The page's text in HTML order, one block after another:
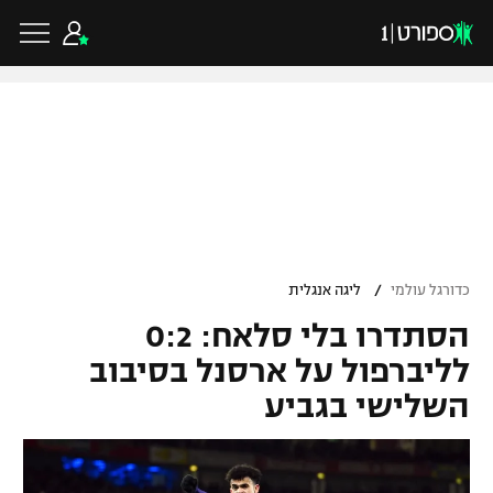
גביע הטוטו
ליגיונרים
גביע המדינה
ליגת האלופות
ליגה אירופית
ליגה אנגלית
כדורסל ישראלי
ליגת ווינר סל
ליגה לאומית
כדורסל עולמי
NBA
כדורגל עולמי / ליגה אנגלית
הסתדרו בלי סלאח: 0:2
לליברפול על ארסנל בסיבוב
השלישי בגביע